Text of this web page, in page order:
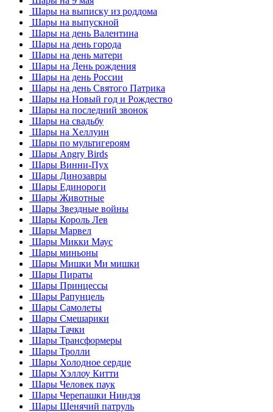
Шары на выписку из роддома
Шары на выпускной
Шары на день Валентина
Шары на день города
Шары на день матери
Шары на День рождения
Шары на день России
Шары на день Святого Патрика
Шары на Новый год и Рождество
Шары на последний звонок
Шары на свадьбу
Шары на Хеллуин
Шары по мультигероям
Шары Angry Birds
Шары Винни-Пух
Шары Динозавры
Шары Единороги
Шары Животные
Шары Звездные войны
Шары Король Лев
Шары Марвел
Шары Микки Маус
Шары миньоны
Шары Мишки Ми мишки
Шары Пираты
Шары Принцессы
Шары Рапунцель
Шары Самолеты
Шары Смешарики
Шары Тачки
Шары Трансформеры
Шары Тролли
Шары Холодное сердце
Шары Хэллоу Китти
Шары Человек паук
Шары Черепашки Ниндзя
Шары Щенячий патруль